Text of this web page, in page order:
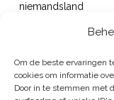
Om de beste ervaringen
cookies om informatie
Door in te stemmen met
niemandsland
Cursus Wapens op
OUT!
Bureau Beke